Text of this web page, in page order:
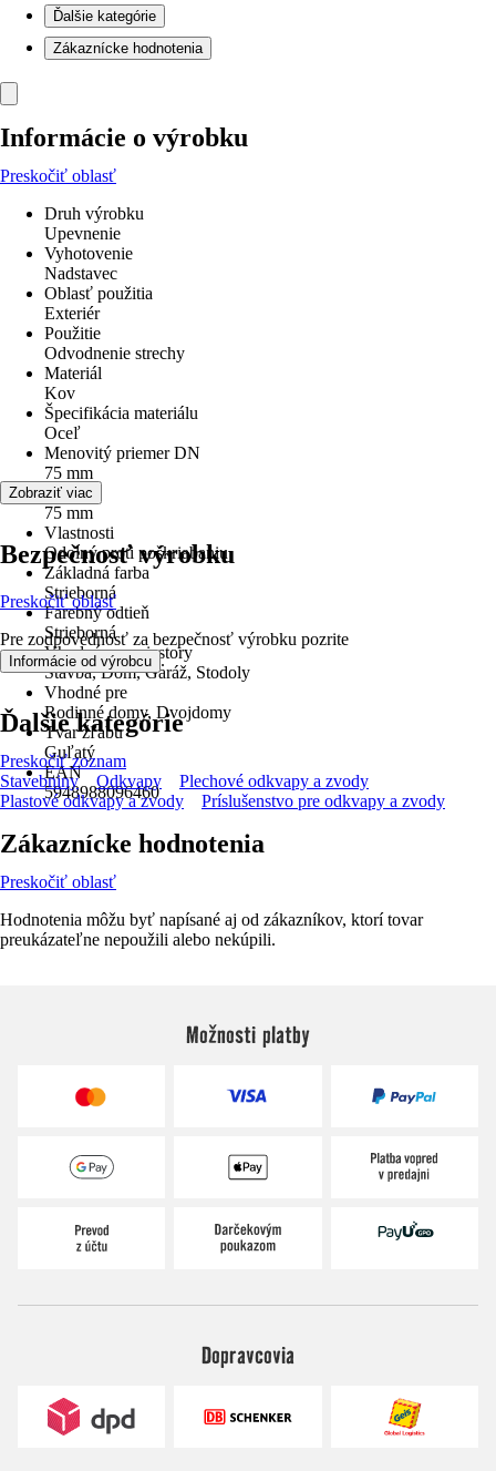
Ďalšie kategórie
Zákaznícke hodnotenia
Informácie o výrobku
Preskočiť oblasť
Druh výrobku
Upevnenie
Vyhotovenie
Nadstavec
Oblasť použitia
Exteriér
Použitie
Odvodnenie strechy
Materiál
Kov
Špecifikácia materiálu
Oceľ
Menovitý priemer DN
75 mm
Priemer
75 mm
Vlastnosti
Odolný proti poškriabaniu
Základná farba
Strieborná
Farebný odtieň
Strieborná
Vhodné pre priestory
Stavba, Dom, Garáž, Stodoly
Vhodné pre
Rodinné domy, Dvojdomy
Tvar žľabu
Guľatý
EAN
5948988096460
Zobraziť viac
Bezpečnosť výrobku
Preskočiť oblasť
Pre zodpovednosť za bezpečnosť výrobku pozrite
Informácie od výrobcu .
Ďalšie kategórie
Preskočiť zoznam
Stavebniny
Odkvapy
Plechové odkvapy a zvody
Plastové odkvapy a zvody
Príslušenstvo pre odkvapy a zvody
Zákaznícke hodnotenia
Preskočiť oblasť
Hodnotenia môžu byť napísané aj od zákazníkov, ktorí tovar
preukázateľne nepoužili alebo nekúpili.
Možnosti platby
Dopravcovia